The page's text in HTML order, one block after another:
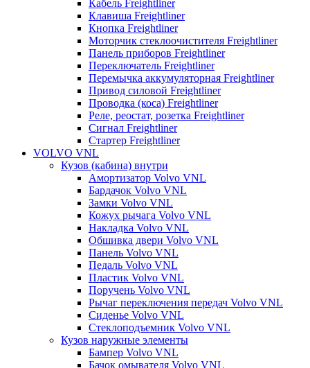
Кабель Freightliner
Клавиша Freightliner
Кнопка Freightliner
Моторчик стеклоочистителя Freightliner
Панель приборов Freightliner
Переключатель Freightliner
Перемычка аккумуляторная Freightliner
Привод силовой Freightliner
Проводка (коса) Freightliner
Реле, реостат, розетка Freightliner
Сигнал Freightliner
Стартер Freightliner
VOLVO VNL
Кузов (кабина) внутри
Амортизатор Volvo VNL
Бардачок Volvo VNL
Замки Volvo VNL
Кожух рычага Volvo VNL
Накладка Volvo VNL
Обшивка двери Volvo VNL
Панель Volvo VNL
Педаль Volvo VNL
Пластик Volvo VNL
Поручень Volvo VNL
Рычаг переключения передач Volvo VNL
Сиденье Volvo VNL
Стеклоподъемник Volvo VNL
Кузов наружные элементы
Бампер Volvo VNL
Бачок омывателя Volvo VNL